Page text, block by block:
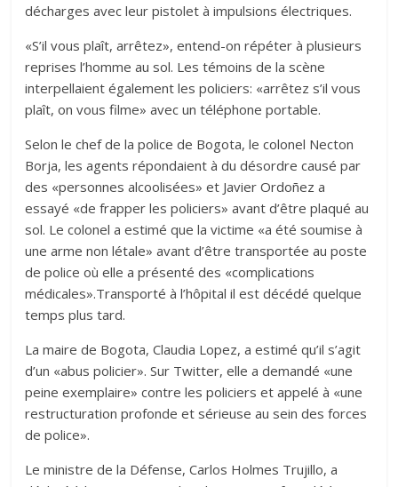
décharges avec leur pistolet à impulsions électriques.
«S’il vous plaît, arrêtez», entend-on répéter à plusieurs
reprises l’homme au sol. Les témoins de la scène
interpellaient également les policiers: «arrêtez s’il vous
plaît, on vous filme» avec un téléphone portable.
Selon le chef de la police de Bogota, le colonel Necton
Borja, les agents répondaient à du désordre causé par
des «personnes alcoolisées» et Javier Ordoñez a
essayé «de frapper les policiers» avant d’être plaqué au
sol. Le colonel a estimé que la victime «a été soumise à
une arme non létale» avant d’être transportée au poste
de police où elle a présenté des «complications
médicales».Transporté à l’hôpital il est décédé quelque
temps plus tard.
La maire de Bogota, Claudia Lopez, a estimé qu’il s’agit
d’un «abus policier». Sur Twitter, elle a demandé «une
peine exemplaire» contre les policiers et appelé à «une
restructuration profonde et sérieuse au sein des forces
de police».
Le ministre de la Défense, Carlos Holmes Trujillo, a